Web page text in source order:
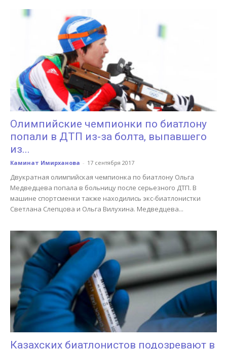
Олимпийские чемпионки по биатлону
попали в ДТП из-за болта, выпавшего
из...
Каминат Имирханова - 17 сентября 2017
Двукратная олимпийская чемпионка по биатлону Ольга
Медведцева попала в больницу после серьезного ДТП. В
машине спортсменки также находились экс-биатлонистки
Светлана Слепцова и Ольга Вилухина. Медведцева...
Казахских биатлонистов подозревают в